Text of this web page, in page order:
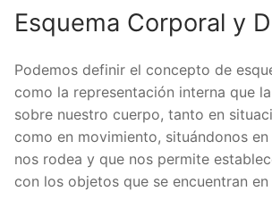
Esquema Corporal y
Podemos definir el concepto de
como la representación interna que
sobre nuestro cuerpo, tanto en
como en movimiento, situándonos
nos rodea y que nos permite
con los objetos que se encuentran en